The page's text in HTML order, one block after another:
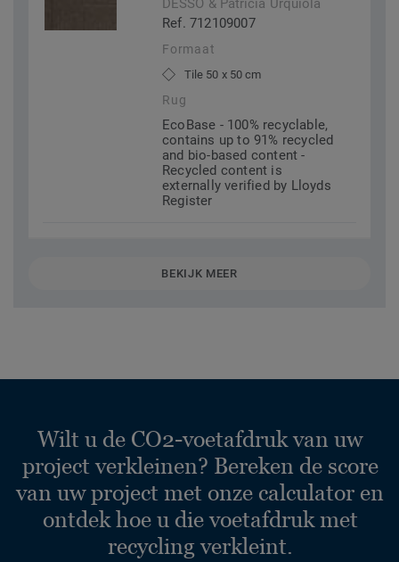
DESSO & Patricia Urquiola
Ref. 712109007
Formaat
Tile 50 x 50 cm
Rug
EcoBase - 100% recyclable,
contains up to 91% recycled
and bio-based content -
Recycled content is
externally verified by Lloyds
Register
BEKIJK MEER
Wilt u de CO2-voetafdruk van uw
project verkleinen? Bereken de score
van uw project met onze calculator en
ontdek hoe u die voetafdruk met
recycling verkleint.